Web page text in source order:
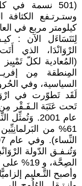
كيلومتر مربع في العام
لِنَتَسَاءَل الآن :
الرْوَانْدَا، الذي
(المُعادية لكلّ
المِنطقة مِن
السياسية، وفي
لَقَد تَطوّرت في
61% من
الصِحَّة، و 19% على التّعليم (بين سنـتي 2000 و 2007).